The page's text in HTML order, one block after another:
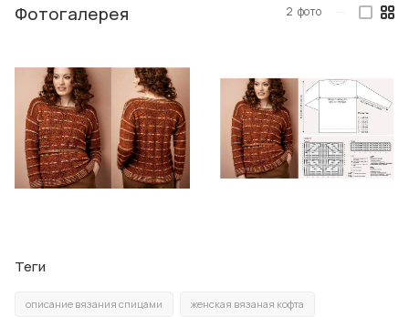
Фотогалерея 2 фото
Теги
описание вязания спицами женская вязаная кофта